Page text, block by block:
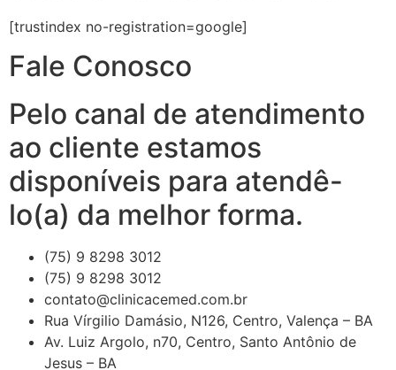
[trustindex no-registration=google]
Fale Conosco
Pelo canal de atendimento
ao cliente estamos
disponíveis para atendê-
lo(a) da melhor forma.
(75) 9 8298 3012
(75) 9 8298 3012
contato@clinicacemed.com.br
Rua Vírgilio Damásio, N126, Centro, Valença – BA
Av. Luiz Argolo, n70, Centro, Santo Antônio de
Jesus – BA